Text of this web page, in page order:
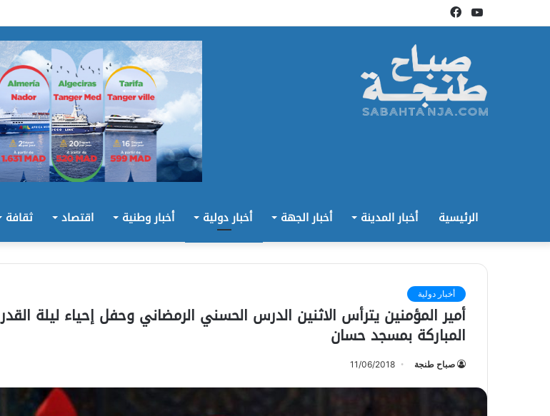
فيسبوكيوتيوب
الرئيسية أخبار المدينة أخبار الجهة أخبار دولية أخبار وطنية اقتصاد ثقافة
أخبار دولية
أمير المؤمنين يترأس الاثنين الدرس الحسني الرمضاني وحفل إحياء ليلة القدر
المباركة بمسجد حسان
صباح طنجة 11/06/2018